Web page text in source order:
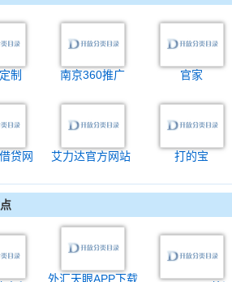
制 南京360推广 官家
贷网 艾力达官方网站 打的宝
外汇天眼APP下载